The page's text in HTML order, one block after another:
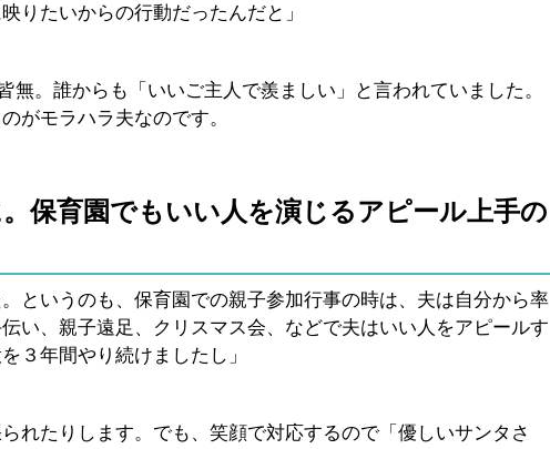
りたいからの行動だったんだと」
。誰からも「いいご主人で羨ましい」と言われていました。
がモラハラ夫なのです。
保育園でもいい人を演じるアピール上手の
というのも、保育園での親子参加行事の時は、夫は自分から率
い、親子遠足、クリスマス会、などで夫はいい人をアピールす
３年間やり続けましたし」
れたりします。でも、笑顔で対応するので「優しいサンタさ